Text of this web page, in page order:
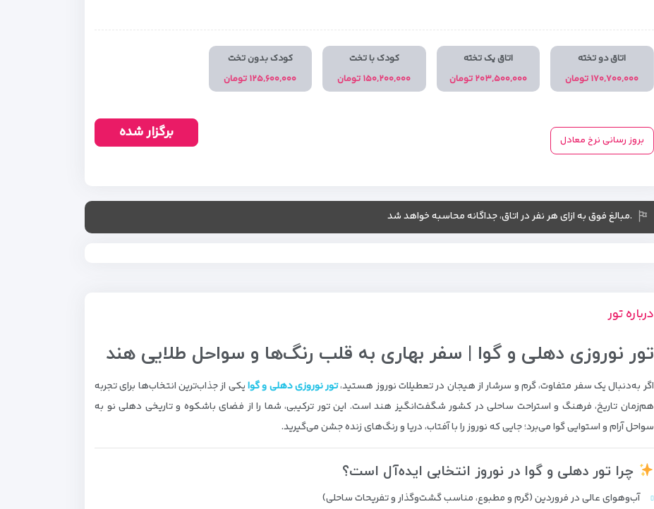
اتاق دو تخته
۱۷۰,۷۰۰,۰۰۰ تومان
اتاق یک تخته
۲۰۳,۵۰۰,۰۰۰ تومان
کودک با تخت
۱۵۰,۲۰۰,۰۰۰ تومان
کودک بدون تخت
۱۲۵,۶۰۰,۰۰۰ تومان
برگزار شده بروز رسانی نرخ معادل
.مبالغ فوق به ازای هر نفر در اتاق، جداگانه محاسبه خواهد شد
درباره تور
تور نوروزی دهلی و گوا | سفر بهاری به قلب رنگ‌ها و سواحل طلایی هند
اگر به‌دنبال یک سفر متفاوت، گرم و سرشار از هیجان در تعطیلات نوروز هستید،تور نوروزی دهلی و گوایکی از جذاب‌ترین انتخاب‌ها برای تجربه
هم‌زمان تاریخ، فرهنگ و استراحت ساحلی در کشور شگفت‌انگیز هند است. این تور ترکیبی، شما را از فضای باشکوه و تاریخی دهلی نو به
سواحل آرام و استواییگوامی‌برد؛ جایی که نوروز را با آفتاب، دریا و رنگ‌های زنده جشن می‌گیرید.
چرا تور دهلی و گوا در نوروز انتخابی ایده‌آل است؟
آب‌وهوای عالی در فروردین (گرم و مطبوع، مناسب گشت‌وگذار و تفریحات ساحلی)